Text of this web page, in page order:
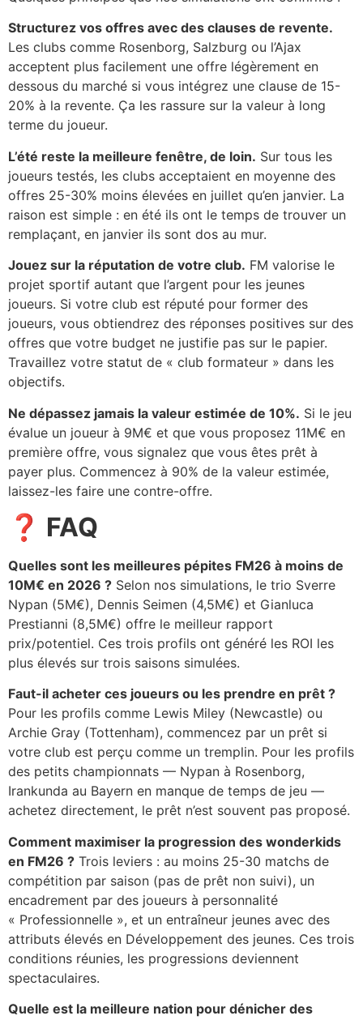
Structurez vos offres avec des clauses de revente.
Les clubs comme Rosenborg, Salzburg ou l’Ajax
acceptent plus facilement une offre légèrement en
dessous du marché si vous intégrez une clause de 15-
20% à la revente. Ça les rassure sur la valeur à long
terme du joueur.
L’été reste la meilleure fenêtre, de loin. Sur tous les
joueurs testés, les clubs acceptaient en moyenne des
offres 25-30% moins élevées en juillet qu’en janvier. La
raison est simple : en été ils ont le temps de trouver un
remplaçant, en janvier ils sont dos au mur.
Jouez sur la réputation de votre club. FM valorise le
projet sportif autant que l’argent pour les jeunes
joueurs. Si votre club est réputé pour former des
joueurs, vous obtiendrez des réponses positives sur des
offres que votre budget ne justifie pas sur le papier.
Travaillez votre statut de « club formateur » dans les
objectifs.
Ne dépassez jamais la valeur estimée de 10%. Si le jeu
évalue un joueur à 9M€ et que vous proposez 11M€ en
première offre, vous signalez que vous êtes prêt à
payer plus. Commencez à 90% de la valeur estimée,
laissez-les faire une contre-offre.
❓ FAQ
Quelles sont les meilleures pépites FM26 à moins de
10M€ en 2026 ? Selon nos simulations, le trio Sverre
Nypan (5M€), Dennis Seimen (4,5M€) et Gianluca
Prestianni (8,5M€) offre le meilleur rapport
prix/potentiel. Ces trois profils ont généré les ROI les
plus élevés sur trois saisons simulées.
Faut-il acheter ces joueurs ou les prendre en prêt ?
Pour les profils comme Lewis Miley (Newcastle) ou
Archie Gray (Tottenham), commencez par un prêt si
votre club est perçu comme un tremplin. Pour les profils
des petits championnats — Nypan à Rosenborg,
Irankunda au Bayern en manque de temps de jeu —
achetez directement, le prêt n’est souvent pas proposé.
Comment maximiser la progression des wonderkids
en FM26 ? Trois leviers : au moins 25-30 matchs de
compétition par saison (pas de prêt non suivi), un
encadrement par des joueurs à personnalité
« Professionnelle », et un entraîneur jeunes avec des
attributs élevés en Développement des jeunes. Ces trois
conditions réunies, les progressions deviennent
spectaculaires.
Quelle est la meilleure nation pour dénicher des